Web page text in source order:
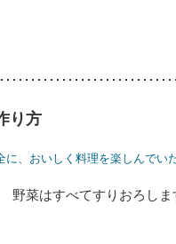
り方
に、おいしく料理を楽しんでい
野菜はすべてすりおろし